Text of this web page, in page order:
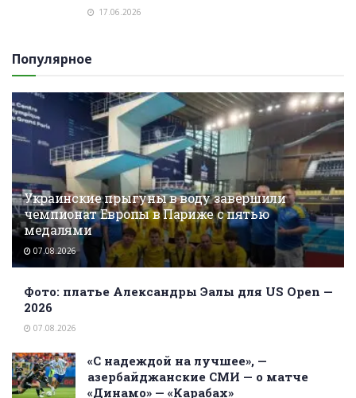
17.06.2026
Популярное
Украинские прыгуны в воду завершили
чемпионат Европы в Париже с пятью
медалями
07.08.2026
Фото: платье Александры Эалы для US Open —
2026
07.08.2026
«С надеждой на лучшее», —
азербайджанские СМИ — о матче
«Динамо» — «Карабах»